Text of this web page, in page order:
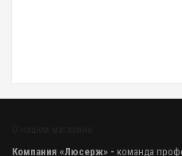
Ростовая кукла
Компания «Люсерж» - команда